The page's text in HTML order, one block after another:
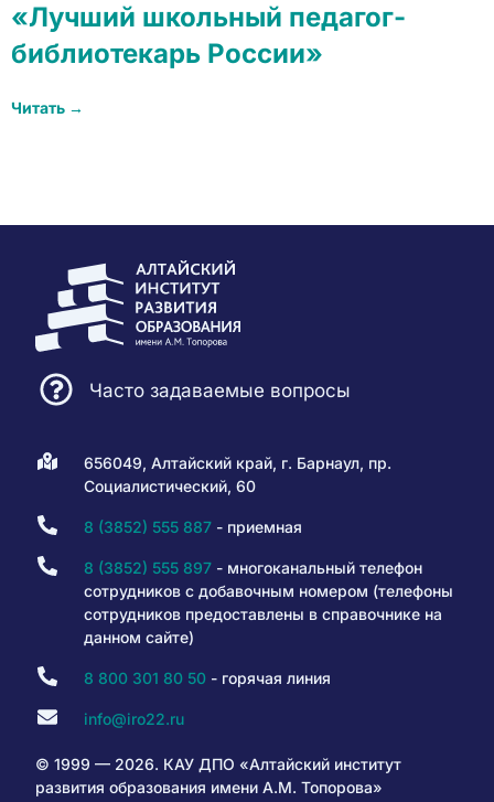
«Лучший школьный педагог-
библиотекарь России»
Читать →
Часто задаваемые вопросы
656049, Алтайский край, г. Барнаул, пр.
Социалистический, 60
8 (3852) 555 887- приемная
8 (3852) 555 897- многоканальный телефон
сотрудников с добавочным номером (телефоны
сотрудников предоставлены в справочнике на
данном сайте)
8 800 301 80 50- горячая линия
info@iro22.ru
© 1999 — 2026. КАУ ДПО «Алтайский институт
развития образования имени А.М. Топорова»